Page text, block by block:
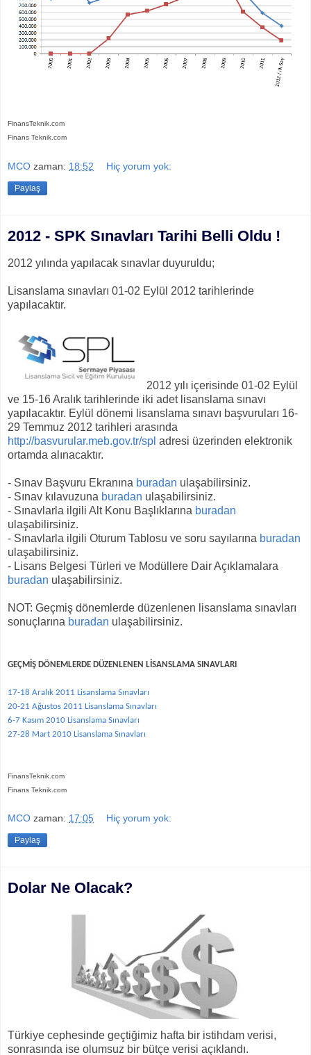
FinansTeknik.com
Finans Teknik.com
MCO zaman: 18:52 Hiç yorum yok:
Paylaş
2012 - SPK Sınavları Tarihi Belli Oldu !
2012 yılında yapılacak sınavlar duyuruldu;
Lisanslama sınavları 01-02 Eylül 2012 tarihlerinde
yapılacaktır.
2012 yılı içerisinde 01-02 Eylül
ve 15-16 Aralık tarihlerinde iki adet lisanslama sınavı
yapılacaktır. Eylül dönemi lisanslama sınavı başvuruları 16-
29 Temmuz 2012 tarihleri arasında
http://basvurular.meb.gov.tr/spl adresi üzerinden elektronik
ortamda alınacaktır.
- Sınav Başvuru Ekranına buradan ulaşabilirsiniz.
- Sınav kılavuzuna buradan ulaşabilirsiniz.
- Sınavlarla ilgili Alt Konu Başlıklarına buradan
ulaşabilirsiniz.
- Sınavlarla ilgili Oturum Tablosu ve soru sayılarına buradan
ulaşabilirsiniz.
- Lisans Belgesi Türleri ve Modüllere Dair Açıklamalara
buradan ulaşabilirsiniz.
NOT: Geçmiş dönemlerde düzenlenen lisanslama sınavları
sonuçlarına buradan ulaşabilirsiniz.
GEÇMİŞ DÖNEMLERDE DÜZENLENEN LİSANSLAMA SINAVLARI
17-18 Aralık 2011 Lisanslama Sınavları
20-21 Ağustos 2011 Lisanslama Sınavları
6-7 Kasım 2010 Lisanslama Sınavları
27-28 Mart 2010 Lisanslama Sınavları
FinansTeknik.com
Finans Teknik.com
MCO zaman: 17:05 Hiç yorum yok:
Paylaş
Dolar Ne Olacak?
Türkiye cephesinde geçtiğimiz hafta bir istihdam verisi,
sonrasında ise olumsuz bir bütçe verisi açıklandı.